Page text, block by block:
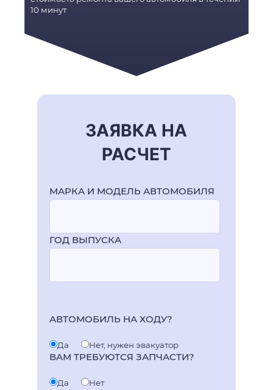
10 минут
ЗАЯВКА НА
РАСЧЕТ
МАРКА И МОДЕЛЬ АВТОМОБИЛЯ
ГОД ВЫПУСКА
АВТОМОБИЛЬ НА ХОДУ?
Да Нет, нужен эвакуатор
ВАМ ТРЕБУЮТСЯ ЗАПЧАСТИ?
Да Нет